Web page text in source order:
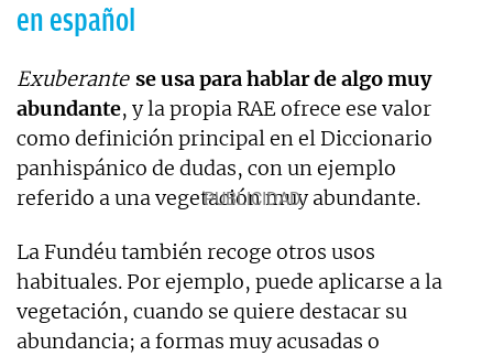
en español
Exuberante se usa para hablar de algo muy
abundante, y la propia RAE ofrece ese valor
como definición principal en el Diccionario
panhispánico de dudas, con un ejemplo
referido a una vegetación muy abundante.
La Fundéu también recoge otros usos
habituales. Por ejemplo, puede aplicarse a la
vegetación, cuando se quiere destacar su
abundancia; a formas muy acusadas o